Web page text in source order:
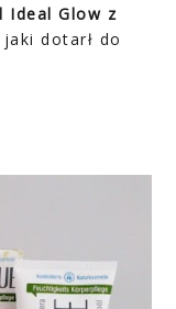
Ideal Glow z
dotarł do